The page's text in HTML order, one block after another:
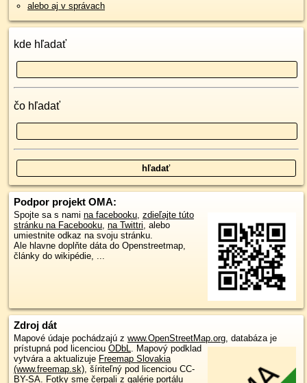
alebo aj v správach
kde hľadať
čo hľadať
Podpor projekt OMA:
Spojte sa s nami na facebooku, zdieľajte túto
stránku na Facebooku, na Twittri, alebo
umiestnite odkaz na svoju stránku.
Ale hlavne doplňte dáta do Openstreetmap,
články do wikipédie, ...
Zdroj dát
Mapové údaje pochádzajú z www.OpenStreetMap.org, databáza je
prístupná pod licenciou ODbL. Mapový podklad
vytvára a aktualizuje Freemap Slovakia
(www.freemap.sk), šíriteľný pod licenciou CC-
BY-SA. Fotky sme čerpali z galérie portálu